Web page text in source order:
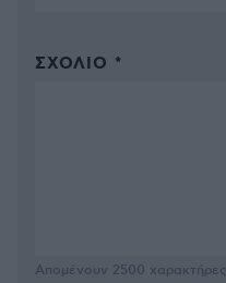
ΣΧΌΛΙΟ *
Απομένουν 2500 χαρακτήρες